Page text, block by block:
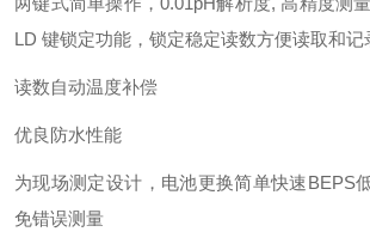
LD 键锁定功能，锁定稳定读数方便读取和记
读数自动温度补偿
优良防水性能
为现场测定设计，电池更换简单快速BEPS
免错误测量